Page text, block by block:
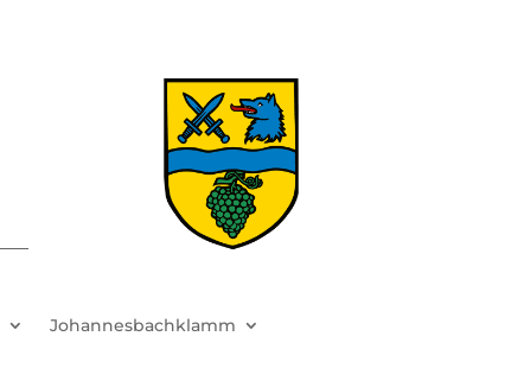
Johannesbachklamm